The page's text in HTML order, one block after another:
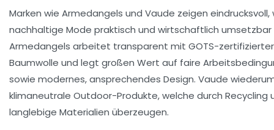
Marken wie Armedangels und Vaude zeigen eindrucksvoll,
nachhaltige Mode praktisch und wirtschaftlich umsetzbar
Armedangels arbeitet transparent mit GOTS-
Baumwolle und legt großen Wert auf faire
sowie modernes, ansprechendes Design. Vaude
klimaneutrale Outdoor-Produkte, welche durch Recycling
langlebige Materialien überzeugen.